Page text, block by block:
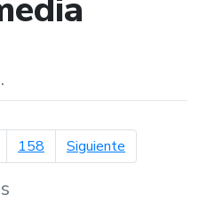
de búsqueda
158 Siguientepágina siguiente